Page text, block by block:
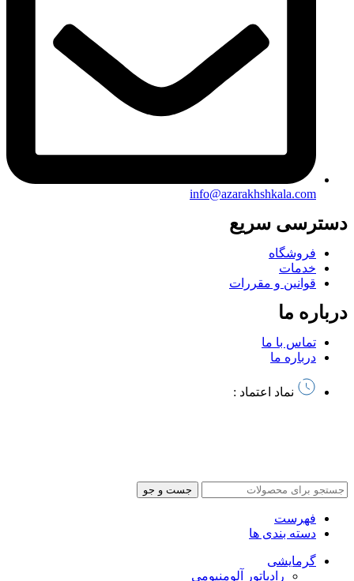
info@azarakhshkala.com
دسترسی سریع
فروشگاه
خدمات
قوانین و مقررات
درباره ما
تماس با ما
درباره ما
نماد اعتماد :
جست و جو
فهرست
دسته بندی ها
گرمایشی
رادیاتور آلومنیومی